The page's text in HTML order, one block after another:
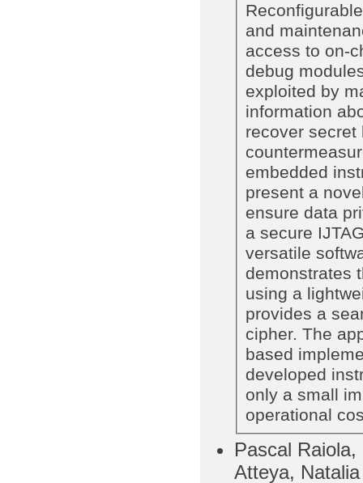
and
access to on-
debug
exploited by
information
recover secret
embedded
present a
ensure data
a secure
versatile
demonstrates
using a
provides a
cipher. The
based
developed
only a small
operational
Pascal
Atteya,